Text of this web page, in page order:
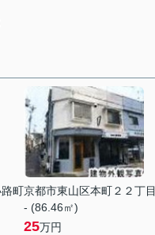
町京都市東山区本町２２丁目
- (86.46㎡)
25万円